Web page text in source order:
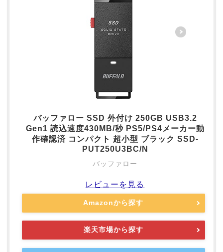
バッファロー SSD 外付け 250GB USB3.2
Gen1 読込速度430MB/秒 PS5/PS4メーカー動
作確認済 コンパクト 超小型 ブラック SSD-
PUT250U3BC/N
バッファロー
レビューを見る
Amazonから探す
楽天市場から探す